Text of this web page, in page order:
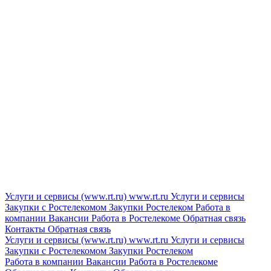
Услуги и сервисы (www.rt.ru) www.rt.ru Услуги и сервисы
Закупки с Ростелекомом Закупки Ростелеком Работа в
компании Вакансии Работа в Ростелекоме Обратная связь
Контакты Обратная связь
Услуги и сервисы (www.rt.ru) www.rt.ru Услуги и сервисы
Закупки с Ростелекомом Закупки Ростелеком
Работа в компании Вакансии Работа в Ростелекоме